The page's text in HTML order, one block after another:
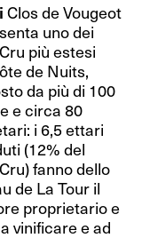
Clos de Vougeot
uno dei
più estesi
de Nuits,
da più di 100
e circa 80
i 6,5 ettari
(12% del
fanno dello
de La Tour il
proprietario e
vinificare e ad